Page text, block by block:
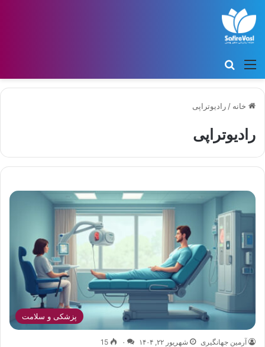
منو
خانه / رادیوتراپی
رادیوتراپی
پزشکی و سلامت
آرمین جهانگیری شهریور ۲۲, ۱۴۰۴ ۰ 15